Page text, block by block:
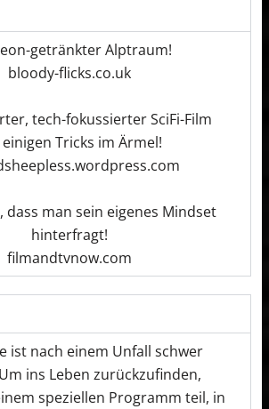
getränkter Alptraum!
bloody-flicks.co.uk
tech-fokussierter SciFi-Film
Tricks im Ärmel!
dass man sein eigenes Mindset
hinterfragt!
filmandtvnow.com
ist nach einem Unfall schwer
ins Leben zurückzufinden,
speziellen Programm teil, in